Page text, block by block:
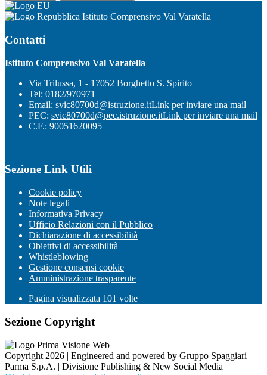
Istituto Comprensivo Val Varatella
Contatti
Istituto Comprensivo Val Varatella
Via Trilussa, 1 - 17052 Borghetto S. Spirito
Tel: 0182/970971
Email: svic80700d@istruzione.itLink per inviare una mail
PEC: svic80700d@pec.istruzione.itLink per inviare una mail
C.F.: 90051620095
Sezione Link Utili
Cookie policy
Note legali
Informativa Privacy
Ufficio Relazioni con il Pubblico
Dichiarazione di accessibilità
Obiettivi di accessibilità
Whistleblowing
Gestione consensi cookie
Amministrazione trasparente
Pagina visualizzata 101 volte
Sezione Copyright
Copyright 2026 | Engineered and powered by Gruppo Spaggiari
Parma S.p.A. | Divisione Publishing & New Social Media